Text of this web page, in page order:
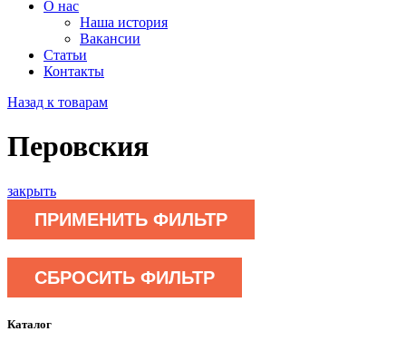
О нас
Наша история
Вакансии
Статьи
Контакты
Назад к товарам
Перовския
закрыть
ПРИМЕНИТЬ ФИЛЬТР
СБРОСИТЬ ФИЛЬТР
Каталог